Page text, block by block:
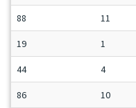
88 11
19 1
44 4
86 10